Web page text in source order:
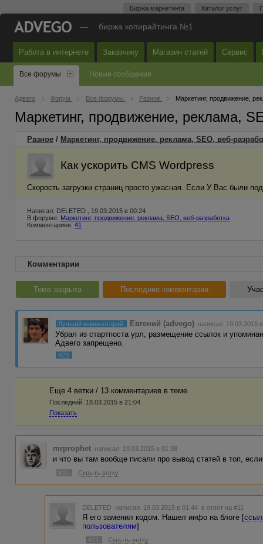
Биржа маркетинга Каталог услуг
— биржа копирайтинга №1
Работа в интернете Заказчику Магазин статей Сервис
Все форумы Новые сообщения
Адвего Форум Все форумы Разное Маркетинг, продвижение,
Маркетинг, продвижение, реклама,
Разное / Маркетинг, продвижение, реклама, SEO, веб-
Как ускорить CMS Wordpress
Скорость загрузки страниц просто ужасная. Если У Вас были
Написал: DELETED , 19.03.2015 в 00:24
В форуме: Маркетинг, продвижение, реклама, SEO, веб-разработка
Комментариев: 41
Комментарии
Тема закрыта Последние комментарии
Лучший комментарий Евгений (advego) написал 19.03.2015
Убрал из стартпоста урл, размещение ссылок и
Адвего запрещено.
#23
Еще 4 ветки / 13 комментариев в темe
Последний: 18.03.2015 в 21:04
Показать
mrprophet написал 19.03.2015 в 01:38
и что вы там вообще писали про вывод статей в топ,
#11 Скрыть ветку
DELETED написал 19.03.2015 в 01:44 в ответ на #11
Я его заменил кодом. Нашел инфо на блоге [
пользователям]
#13 Скрыть ветку